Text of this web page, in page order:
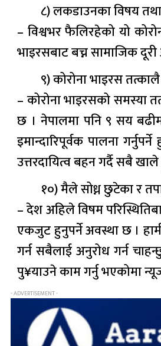
८) लकडाउनका विषय
– विश्वभर फैलिरहेको यो
भाइरसबाट बच्न सामाजिक
९) कोरोना भाइरस
– कोरोना भाइरसको समस्या
छ । नेपालमा पनि ९ सय
इमान्दारिपूर्वक पालना
उत्तरदायित्व बहन गर्दै सबै
१०) मैले सोध्न छुटेका र
– देश अहिले विषम
एकजुट हुनुपर्ने अवस्था छ ।
गर्न सबैलाई अनुरोध गर्न
पु¥याउने काम गर्नु भएकोमा
- ADVERTISEMENT -